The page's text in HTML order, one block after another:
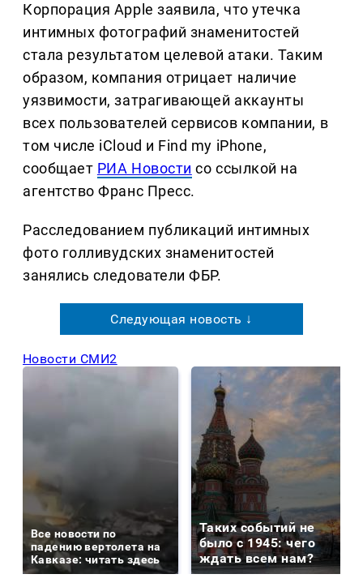
Корпорация Apple заявила, что утечка
интимных фотографий знаменитостей
стала результатом целевой атаки. Таким
образом, компания отрицает наличие
уязвимости, затрагивающей аккаунты
всех пользователей сервисов компании, в
том числе iCloud и Find my iPhone,
сообщает РИА Новости со ссылкой на
агентство Франс Пресс.
Расследованием публикаций интимных
фото голливудских знаменитостей
занялись следователи ФБР.
Следующая новость ↓
Новости СМИ2
Все новости по
падению вертолета на
Кавказе: читать здесь
Таких событий не
было с 1945: чего
ждать всем нам?